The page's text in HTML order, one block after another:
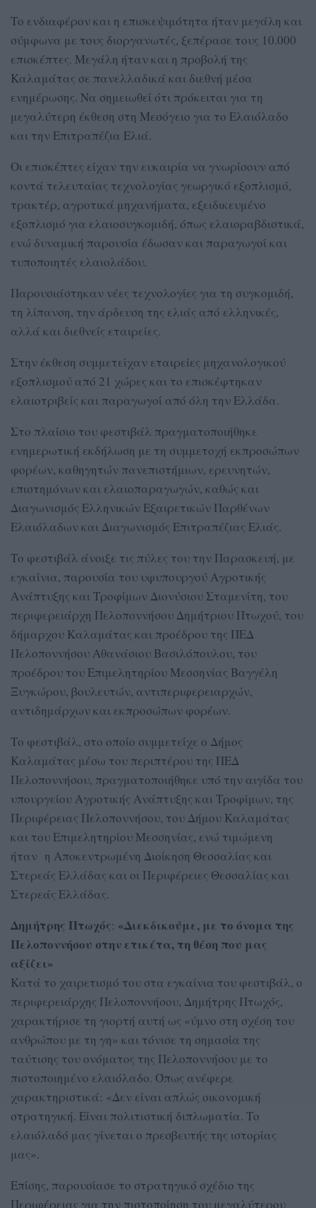
Το ενδιαφέρον και η επισκεψιμότητα ήταν μεγάλη και
σύμφωνα με τους διοργανωτές, ξεπέρασε τους 10.000
επισκέπτες. Μεγάλη ήταν και η προβολή της
Καλαμάτας σε πανελλαδικά και διεθνή μέσα
ενημέρωσης. Να σημειωθεί ότι πρόκειται για τη
μεγαλύτερη έκθεση στη Μεσόγειο για το Ελαιόλαδο
και την Επιτραπέζια Ελιά.
Οι επισκέπτες είχαν την ευκαιρία να γνωρίσουν από
κοντά τελευταίας τεχνολογίας γεωργικό εξοπλισμό,
τρακτέρ, αγροτικά μηχανήματα, εξειδικευμένο
εξοπλισμό για ελαιοσυγκομιδή, όπως ελαιοραβδιστικά,
ενώ δυναμική παρουσία έδωσαν και παραγωγοί και
τυποποιητές ελαιολάδου.
Παρουσιάστηκαν νέες τεχνολογίες για τη συγκομιδή,
τη λίπανση, την άρδευση της ελιάς από ελληνικές,
αλλά και διεθνείς εταιρείες.
Στην έκθεση συμμετείχαν εταιρείες μηχανολογικού
εξοπλισμού από 21 χώρες και το επισκέφτηκαν
ελαιοτριβείς και παραγωγοί από όλη την Ελλάδα.
Στο πλαίσιο του φεστιβάλ πραγματοποιήθηκε
ενημερωτική εκδήλωση με τη συμμετοχή εκπροσώπων
φορέων, καθηγητών πανεπιστήμιων, ερευνητών,
επιστημόνων και ελαιοπαραγωγών, καθώς και
Διαγωνισμός Ελληνικών Εξαιρετικών Παρθένων
Ελαιόλαδων και Διαγωνισμός Επιτραπέζιας Ελιάς.
Το φεστιβάλ άνοιξε τις πύλες του την Παρασκευή, με
εγκαίνια, παρουσία του υφυπουργού Αγροτικής
Ανάπτυξης και Τροφίμων Διονύσιου Σταμενίτη, του
περιφερειάρχη Πελοποννήσου Δημήτριου Πτωχού, του
δήμαρχου Καλαμάτας και προέδρου της ΠΕΔ
Πελοποννήσου Αθανάσιου Βασιλόπουλου, του
προέδρου του Επιμελητηρίου Μεσσηνίας Βαγγέλη
Ξυγκώρου, βουλευτών, αντιπεριφερειαρχών,
αντιδημάρχων και εκπροσώπων φορέων.
Το φεστιβάλ, στο οποίο συμμετείχε ο Δήμος
Καλαμάτας μέσω του περιπτέρου της ΠΕΔ
Πελοποννήσου, πραγματοποιήθηκε υπό την αιγίδα του
υπουργείου Αγροτικής Ανάπτυξης και Τροφίμων, της
Περιφέρειας Πελοποννήσου, του Δήμου Καλαμάτας
και του Επιμελητηρίου Μεσσηνίας, ενώ τιμώμενη
ήταν η Αποκεντρωμένη Διοίκηση Θεσσαλίας και
Στερεάς Ελλάδας και οι Περιφέρειες Θεσσαλίας και
Στερεάς Ελλάδας.
Δημήτρης Πτωχός: «Διεκδικούμε, με το όνομα της
Πελοποννήσου στην ετικέτα, τη θέση που μας
αξίζει»
Κατά το χαιρετισμό του στα εγκαίνια του φεστιβάλ, ο
περιφερειάρχης Πελοποννήσου, Δημήτρης Πτωχός,
χαρακτήρισε τη γιορτή αυτή ως «ύμνο στη σχέση του
ανθρώπου με τη γη» και τόνισε τη σημασία της
ταύτισης του ονόματος της Πελοποννήσου με το
πιστοποιημένο ελαιόλαδο. Όπως ανέφερε
χαρακτηριστικά: «Δεν είναι απλώς οικονομική
στρατηγική. Είναι πολιτιστική διπλωματία. Το
ελαιόλαδό μας γίνεται ο πρεσβευτής της ιστορίας
μας».
Επίσης, παρουσίασε το στρατηγικό σχέδιο της
Περιφέρειας για την πιστοποίηση του μεγαλύτερου